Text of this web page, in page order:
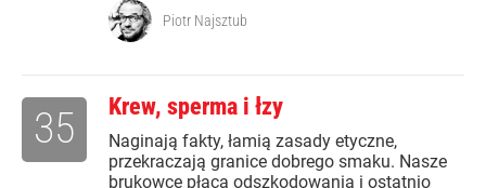
Piotr Najsztub
Krew, sperma i łzy
Naginają fakty, łamią zasady etyczne,
przekraczają granice dobrego smaku. Nasze
brukowce płacą odszkodowania i ostatnio
35